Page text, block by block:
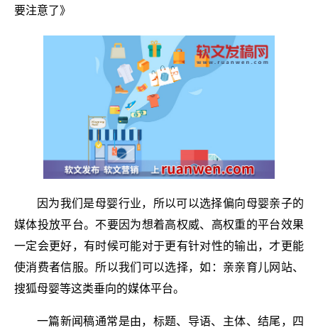
要注意了》
因为我们是母婴行业，所以可以选择偏向母婴亲子的
媒体投放平台。不要因为想着高权威、高权重的平台效果
一定会更好，有时候可能对于更有针对性的输出，才更能
使消费者信服。所以我们可以选择，如：亲亲育儿网站、
搜狐母婴等这类垂向的媒体平台。
一篇新闻稿通常是由，标题、导语、主体、结尾，四